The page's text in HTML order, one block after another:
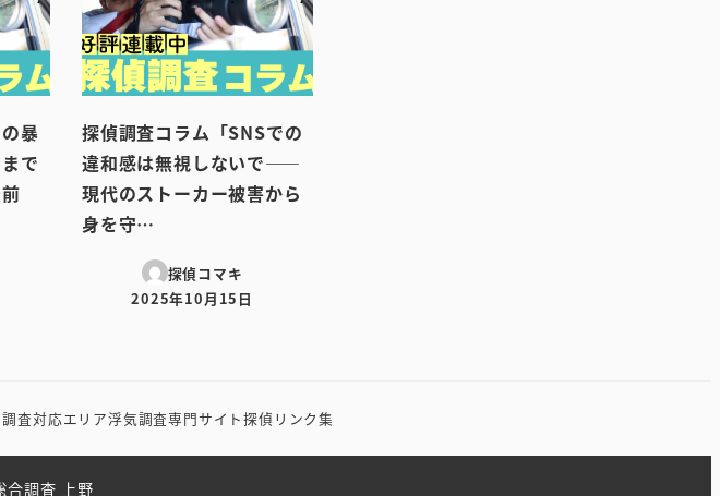
暴
で
探偵調査コラム「SNSでの
違和感は無視しないで――
現代のストーカー被害から
身を守…
探偵コマキ
投稿日
2025年10月15日
査対応エリア浮気調査専門サイト探偵リンク集
調査 上野